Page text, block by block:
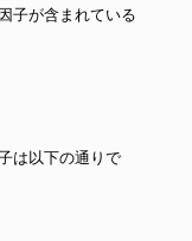
子が含まれている
は以下の通りで